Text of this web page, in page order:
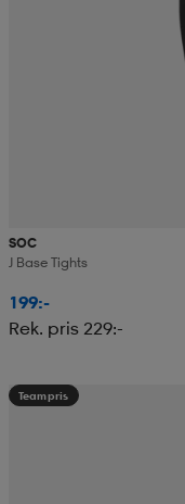
SOC
J Base Tights
199:-
Rek. pris 229:-
Teampris